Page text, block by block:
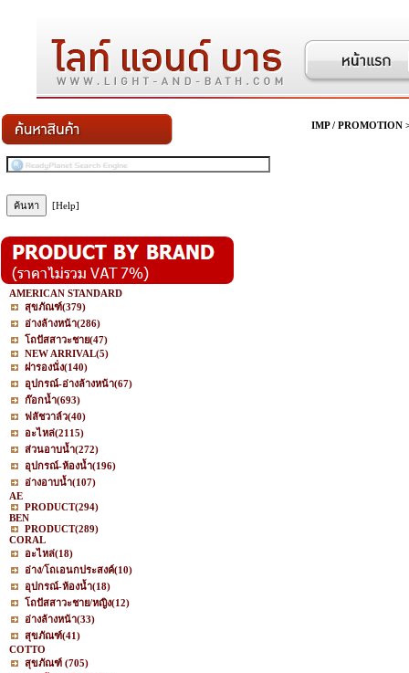
[Help]
AMERICAN STANDARD
สุขภัณฑ์(379)
อ่างล้างหน้า(286)
โถปัสสาวะชาย(47)
NEW ARRIVAL(5)
ฝารองนั่ง(140)
อุปกรณ์-อ่างล้างหน้า(67)
ก๊อกน้ำ(693)
ฟลัชวาล์ว(40)
อะไหล่(2115)
ส่วนอาบน้ำ(272)
อุปกรณ์-ห้องน้ำ(196)
อ่างอาบน้ำ(107)
AE
PRODUCT(294)
BEN
PRODUCT(289)
CORAL
อะไหล่(18)
อ่าง/โถเอนกประสงค์(10)
อุปกรณ์-ห้องน้ำ(18)
โถปัสสาวะชาย/หญิง(12)
อ่างล้างหน้า(33)
สุขภัณฑ์(41)
COTTO
สุขภัณฑ์ (705)
IMP / PROMOTION